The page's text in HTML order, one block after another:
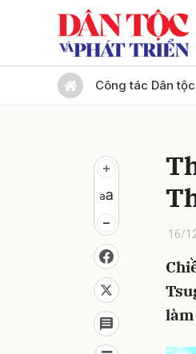
Công tác Dân tộc
16/
làm